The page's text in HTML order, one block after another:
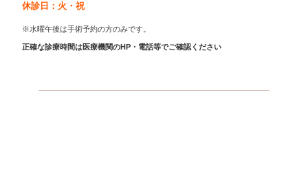
休診日：火・祝
※水曜午後は手術予約の方のみです。
正確な診療時間は医療機関のHP・電話等でご確認ください